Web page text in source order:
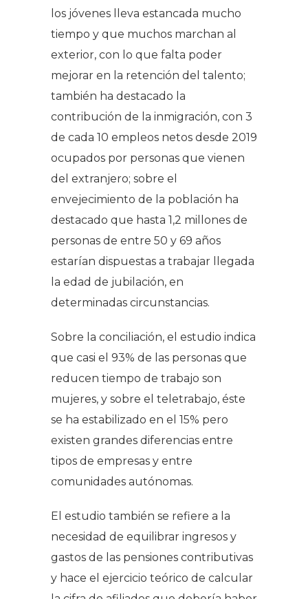
los jóvenes lleva estancada mucho
tiempo y que muchos marchan al
exterior, con lo que falta poder
mejorar en la retención del talento;
también ha destacado la
contribución de la inmigración, con 3
de cada 10 empleos netos desde 2019
ocupados por personas que vienen
del extranjero; sobre el
envejecimiento de la población ha
destacado que hasta 1,2 millones de
personas de entre 50 y 69 años
estarían dispuestas a trabajar llegada
la edad de jubilación, en
determinadas circunstancias.
Sobre la conciliación, el estudio indica
que casi el 93% de las personas que
reducen tiempo de trabajo son
mujeres, y sobre el teletrabajo, éste
se ha estabilizado en el 15% pero
existen grandes diferencias entre
tipos de empresas y entre
comunidades autónomas.
El estudio también se refiere a la
necesidad de equilibrar ingresos y
gastos de las pensiones contributivas
y hace el ejercicio teórico de calcular